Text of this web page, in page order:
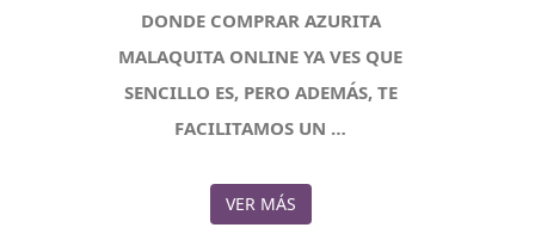
DONDE COMPRAR AZURITA
MALAQUITA ONLINE YA VES QUE
SENCILLO ES, PERO ADEMÁS, TE
FACILITAMOS UN …
VER MÁS